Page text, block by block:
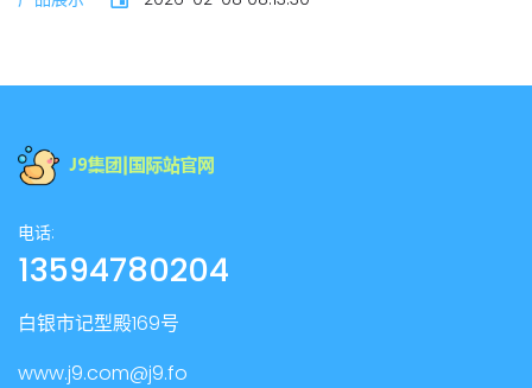
电话:
13594780204
白银市记型殿169号
www.j9.com@j9.fo